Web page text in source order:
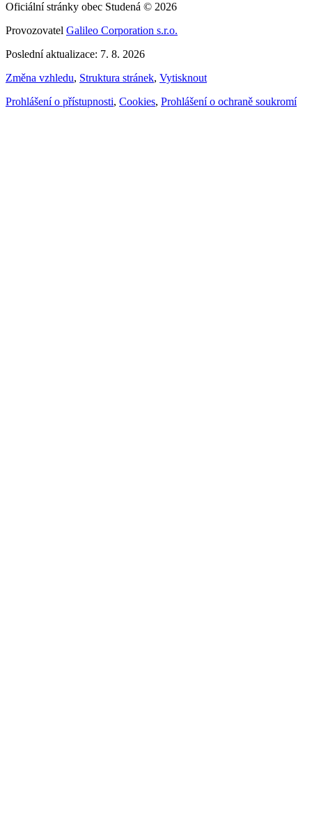
Oficiální stránky obec Studená © 2026
Provozovatel Galileo Corporation s.r.o.
Poslední aktualizace: 7. 8. 2026
Změna vzhledu, Struktura stránek, Vytisknout
Prohlášení o přístupnosti, Cookies, Prohlášení o ochraně soukromí